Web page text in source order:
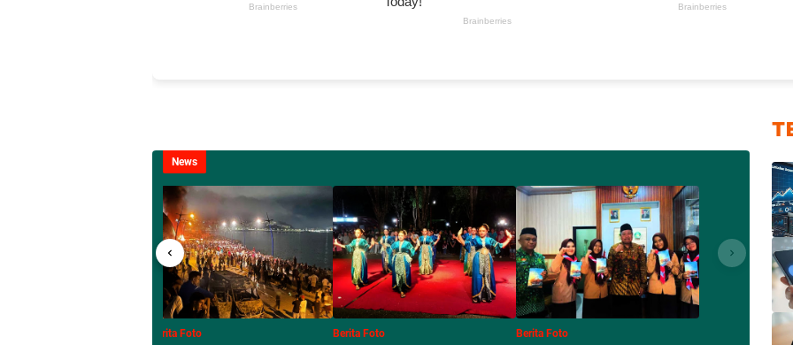
News
Berita Foto Berita Foto Berita Foto